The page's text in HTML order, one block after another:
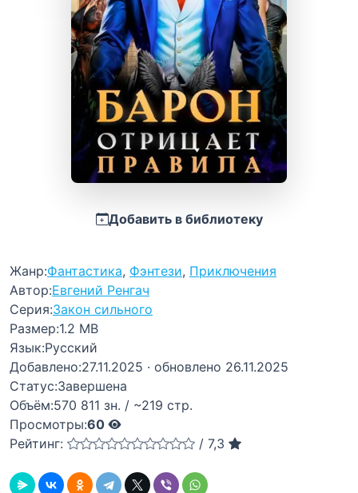
Добавить в библиотеку
Жанр:Фантастика, Фэнтези, Приключения
Автор:Евгений Ренгач
Серия:Закон сильного
Размер:1.2 MB
Язык:Русский
Добавлено:27.11.2025 · обновлено 26.11.2025
Статус:Завершена
Объём:570 811 зн. / ~219 стр.
Просмотры:60
Рейтинг:
/ 7,3